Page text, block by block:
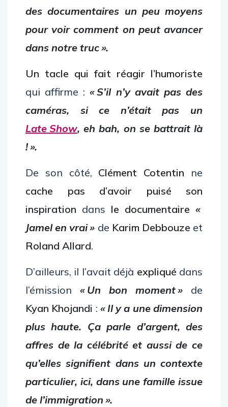
des documentaires un peu moyens
pour voir comment on peut avancer
dans notre truc ».
Un tacle qui fait réagir l’humoriste
qui affirme :« S’il n’y avait pas des
caméras, si ce n’était pas un
Late Show, eh bah, on se battrait là
! ».
De son côté, Clément Cotentin ne
cache pas d’avoir puisé son
inspiration dans le documentaire «
Jamel en vrai » de Karim Debbouze et
Roland Allard.
D’ailleurs, il l’avait déjà expliqué dans
l’émission « Un bon moment » de
Kyan Khojandi : « Il y a une dimension
plus haute. Ça parle d’argent, des
affres de la célébrité et aussi de ce
qu’elles signifient dans un contexte
particulier, ici, dans une famille issue
de l’immigration ».